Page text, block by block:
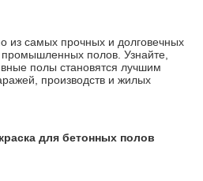
из самых прочных и долговечных
полов. Узнайте,
полы становятся лучшим
производств и жилых
для бетонных полов